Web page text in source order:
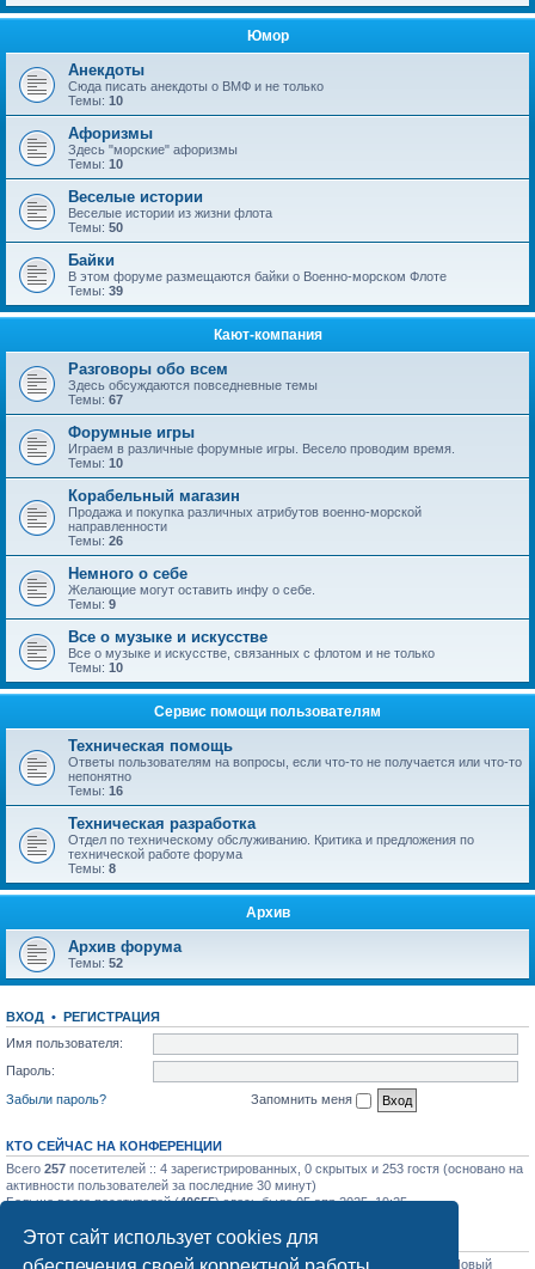
Этот сайт использует cookies для
Юмор
Анекдоты
Сюда писать анекдоты о ВМФ и не только
Темы: 10
Афоризмы
Здесь "морские" афоризмы
Темы: 10
Веселые истории
Веселые истории из жизни флота
Темы: 50
Байки
В этом форуме размещаются байки о Военно-морском Флоте
Темы: 39
Кают-компания
Разговоры обо всем
Здесь обсуждаются повседневные темы
Темы: 67
Форумные игры
Играем в различные форумные игры. Весело проводим время.
Темы: 10
Корабельный магазин
Продажа и покупка различных атрибутов военно-морской
направленности
Темы: 26
Немного о себе
Желающие могут оставить инфу о себе.
Темы: 9
Все о музыке и искусстве
Все о музыке и искусстве, связанных с флотом и не только
Темы: 10
Сервис помощи пользователям
Техническая помощь
Ответы пользователям на вопросы, если что-то не получается или что-то
непонятно
Темы: 16
Техническая разработка
Отдел по техническому обслуживанию. Критика и предложения по
технической работе форума
Темы: 8
Архив
Архив форума
Темы: 52
ВХОД • РЕГИСТРАЦИЯ
Имя пользователя:
Пароль:
Забыли пароль?
Запомнить меня
КТО СЕЙЧАС НА КОНФЕРЕНЦИИ
Всего 257 посетителей :: 4 зарегистрированных, 0 скрытых и 253 гостя (основано на
активности пользователей за последние 30 минут)
Больше всего посетителей (40655) здесь было 05 апр 2025, 19:25
СТАТИСТИКА
Всего сообщений:31758• Всего тем:1129• Всего пользователей: • Новый